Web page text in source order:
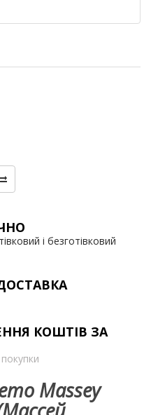
і безготівковий
КОШТІВ ЗА
Massey